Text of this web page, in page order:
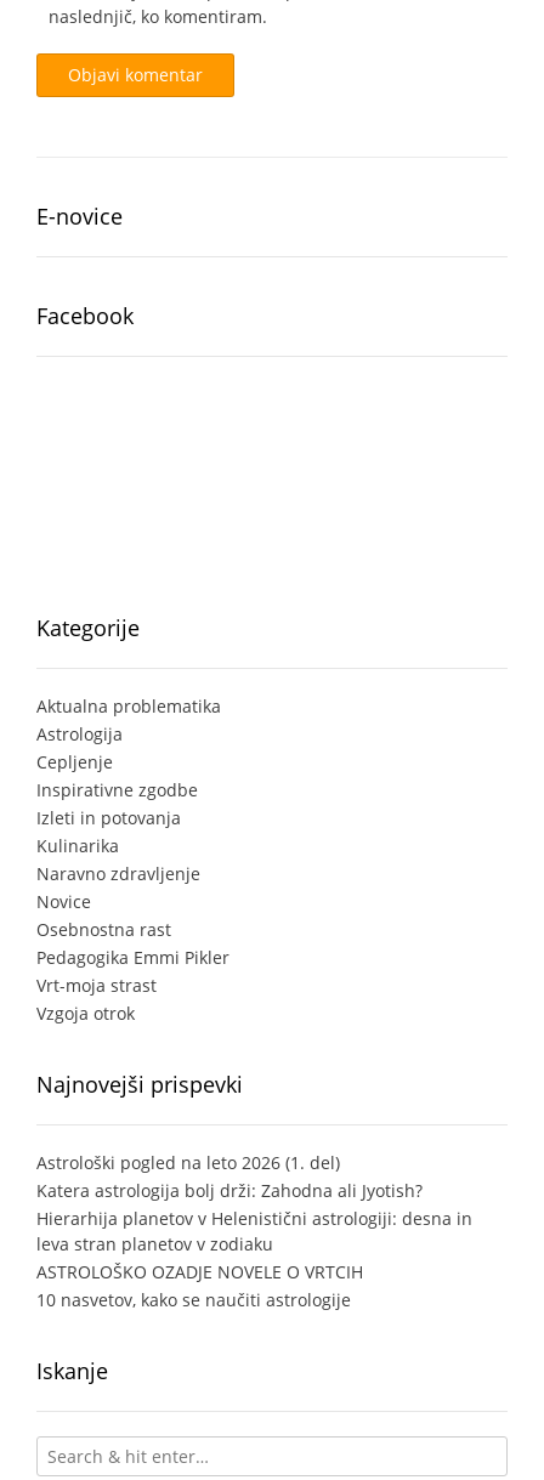
naslednjič, ko komentiram.
E-novice
Facebook
Kategorije
Aktualna problematika
Astrologija
Cepljenje
Inspirativne zgodbe
Izleti in potovanja
Kulinarika
Naravno zdravljenje
Novice
Osebnostna rast
Pedagogika Emmi Pikler
Vrt-moja strast
Vzgoja otrok
Najnovejši prispevki
Astrološki pogled na leto 2026 (1. del)
Katera astrologija bolj drži: Zahodna ali Jyotish?
Hierarhija planetov v Helenistični astrologiji: desna in
leva stran planetov v zodiaku
ASTROLOŠKO OZADJE NOVELE O VRTCIH
10 nasvetov, kako se naučiti astrologije
Iskanje